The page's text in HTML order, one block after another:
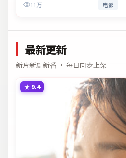
与现实意义。
11万 电影
最新更新
新片新剧新番 · 每日同步上架
★ 9.4